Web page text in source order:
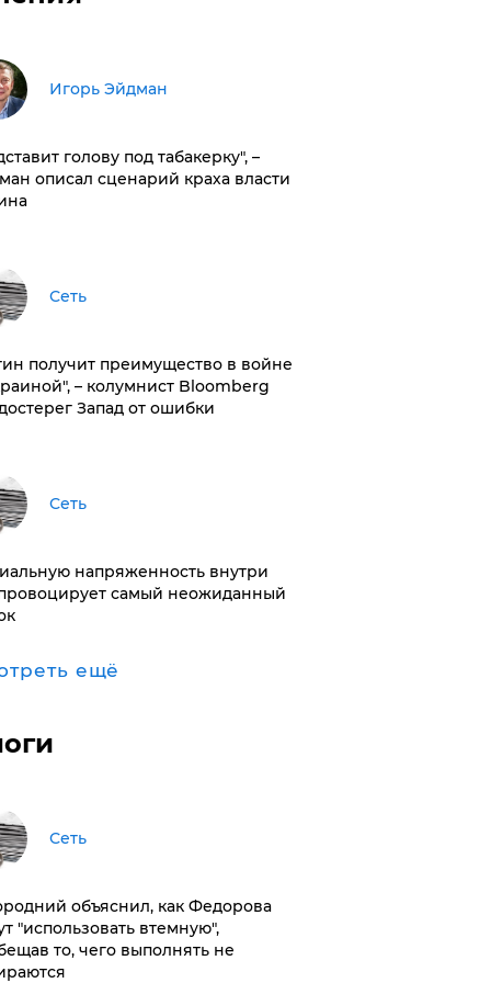
Игорь Эйдман
голову под табакерку", –
описал сценарий краха власти
Сеть
получит преимущество в войне
– колумнист Bloomberg
Запад от ошибки
Сеть
напряженность внутри
самый неожиданный
ещё
Сеть
объяснил, как Федорова
"использовать втемную",
то, чего выполнять не